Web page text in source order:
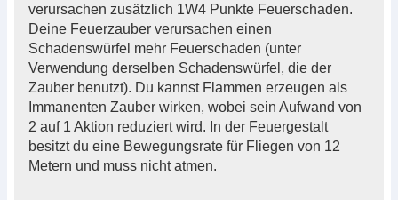
verursachen zusätzlich 1W4 Punkte Feuerschaden.
Deine Feuerzauber verursachen einen
Schadenswürfel mehr Feuerschaden (unter
Verwendung derselben Schadenswürfel, die der
Zauber benutzt). Du kannst Flammen erzeugen als
Immanenten Zauber wirken, wobei sein Aufwand von
2 auf 1 Aktion reduziert wird. In der Feuergestalt
besitzt du eine Bewegungsrate für Fliegen von 12
Metern und muss nicht atmen.